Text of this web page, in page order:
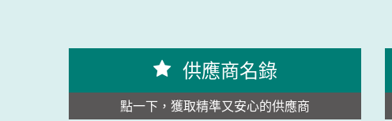
供應商名錄
點一下，獲取精準又安心的供應商